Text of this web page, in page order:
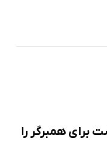
برای همبرگر را